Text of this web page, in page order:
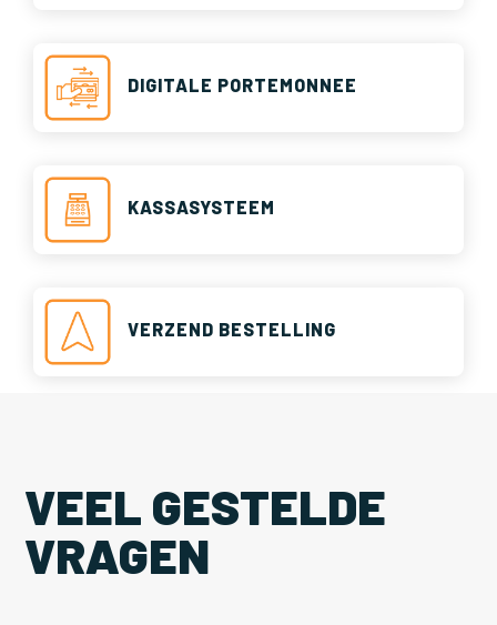
DIGITALE PORTEMONNEE
KASSASYSTEEM
VERZEND BESTELLING
VEEL GESTELDE
VRAGEN